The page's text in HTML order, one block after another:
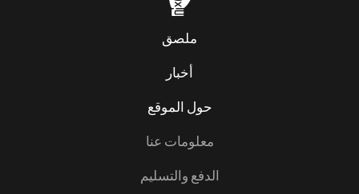
ملصق
أخبار
حول الموقع
معلومات عنا
الدفع والتسليم